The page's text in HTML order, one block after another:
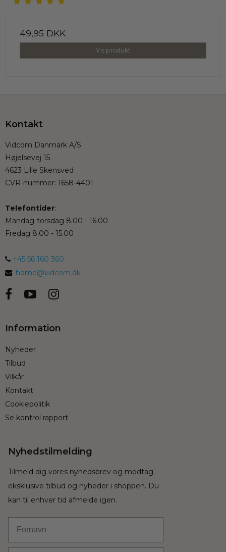
49,95 DKK
Vis produkt
Kontakt
Vidcom Danmark A/S
Højelsevej 15
4623 Lille Skensved
CVR-nummer: 1658-4401
Telefontider:
Mandag-torsdag 8.00 - 16.00
Fredag 8.00 - 15.00
+45 56 160 360
: home@vidcom.dk
Information
Nyheder
Tilbud
Vilkår
Kontakt
Cookiepolitik
Se kontrol rapport
Nyhedstilmelding
Tilmeld dig vores nyhedsbrev og modtag
eksklusive tilbud og nyheder i shoppen. Du
kan til enhver tid afmelde igen.